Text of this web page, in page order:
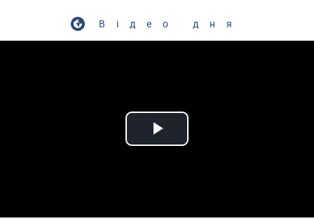
Відео дня
Play Video